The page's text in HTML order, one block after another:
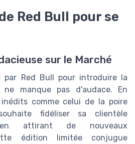
Red Bull pour se
sur le Marché
par Red Bull pour introduire la
manque pas d'audace. En
comme celui de la poire
fidéliser sa clientèle
attirant de nouveaux
édition limitéeconjugue